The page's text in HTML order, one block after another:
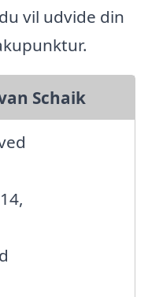
vil udvide din
Schaik